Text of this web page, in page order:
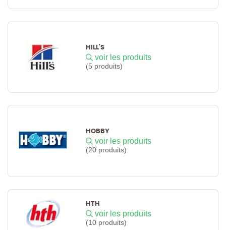
HILL'S
voir les produits
(5 produits)
HOBBY
voir les produits
(20 produits)
HTH
voir les produits
(10 produits)